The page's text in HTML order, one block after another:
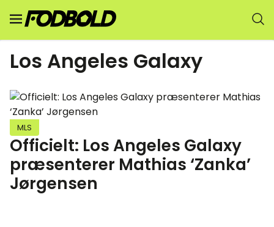
Los Angeles Galaxy
MLS
Officielt: Los Angeles Galaxy
præsenterer Mathias ‘Zanka’
Jørgensen